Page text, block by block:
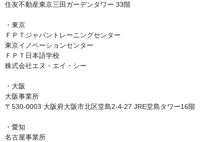
住友不動産東京三田ガーデンタワー 33階
・東京
ＦＰＴジャパントレーニングセンター
東京イノベーションセンター
ＦＰＴ日本語学校
株式会社エヌ・エイ・シー
・大阪
大阪事業所
〒530-0003 大阪府大阪市北区堂島2-4-27 JRE堂島タワー16階
・愛知
名古屋事業所